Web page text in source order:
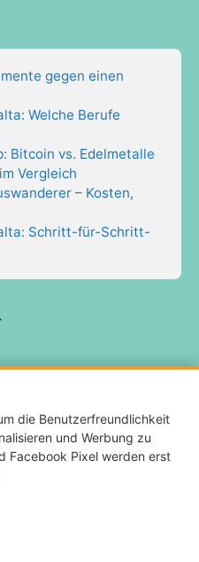
die Benutzerfreundlichkeit
und Werbung zu
Facebook Pixel werden erst
gegen einen
Welche Berufe
Bitcoin vs. Edelmetalle
Vergleich
– Kosten,
Schritt-für-Schritt-